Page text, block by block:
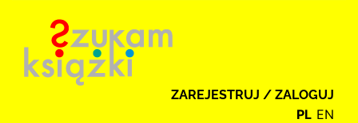
ZAREJESTRUJ / ZALOGUJ
PL EN